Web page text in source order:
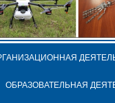
ОБРАЗОВАТЕЛЬНАЯ